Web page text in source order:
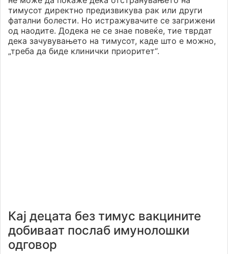
тимусот директно предизвикува рак или други
фатални болести. Но истражувачите се загрижени
од наодите. Додека не се знае повеќе, тие тврдат
дека зачувувањето на тимусот, каде што е можно,
„треба да биде клинички приоритет“.
Кај децата без тимус вакцините
добиваат послаб имунолошки
одговор